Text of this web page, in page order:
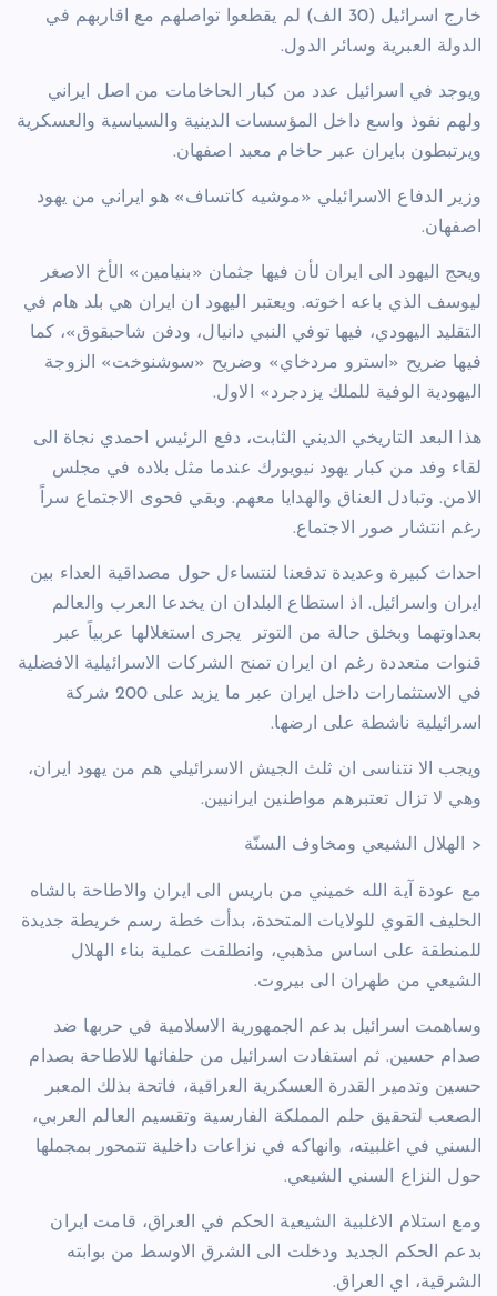
خارج اسرائيل (30 الف) لم يقطعوا تواصلهم مع اقاربهم في
الدولة العبرية وسائر الدول.
ويوجد في اسرائيل عدد من كبار الحاخامات من اصل ايراني
ولهم نفوذ واسع داخل المؤسسات الدينية والسياسية والعسكرية
ويرتبطون بايران عبر حاخام معبد اصفهان.
وزير الدفاع الاسرائيلي «موشيه كاتساف» هو ايراني من يهود
اصفهان.
ويحج اليهود الى ايران لأن فيها جثمان «بنيامين» الأخ الاصغر
ليوسف الذي باعه اخوته. ويعتبر اليهود ان ايران هي بلد هام في
التقليد اليهودي، فيها توفي النبي دانيال، ودفن شاحبقوق»، كما
فيها ضريح «استرو مردخاي» وضريح «سوشنوخت» الزوجة
اليهودية الوفية للملك يزدجرد» الاول.
هذا البعد التاريخي الديني الثابت، دفع الرئيس احمدي نجاة الى
لقاء وفد من كبار يهود نيويورك عندما مثل بلاده في مجلس
الامن. وتبادل العناق والهدايا معهم. وبقي فحوى الاجتماع سراً
رغم انتشار صور الاجتماع.
احداث كبيرة وعديدة تدفعنا لنتساءل حول مصداقية العداء بين
ايران واسرائيل. اذ استطاع البلدان ان يخدعا العرب والعالم
بعداوتهما وبخلق حالة من التوتر
يجرى استغلالها عربياً عبر
قنوات متعددة رغم ان ايران تمنح الشركات الاسرائيلية الافضلية
في الاستثمارات داخل ايران عبر ما يزيد على 200 شركة
اسرائيلية ناشطة على ارضها.
ويجب الا نتناسى ان ثلث الجيش الاسرائيلي هم من يهود ايران،
وهي لا تزال تعتبرهم مواطنين ايرانيين.
< الهلال الشيعي ومخاوف السنّة
مع عودة آية الله خميني من باريس الى ايران والاطاحة بالشاه
الحليف القوي للولايات المتحدة، بدأت خطة رسم خريطة جديدة
للمنطقة على اساس مذهبي، وانطلقت عملية بناء الهلال
الشيعي من طهران الى بيروت.
وساهمت اسرائيل بدعم الجمهورية الاسلامية في حربها ضد
صدام حسين. ثم استفادت اسرائيل من حلفائها للاطاحة بصدام
حسين وتدمير القدرة العسكرية العراقية، فاتحة بذلك المعبر
الصعب لتحقيق حلم المملكة الفارسية وتقسيم العالم العربي،
السني في اغلبيته، وانهاكه في نزاعات داخلية تتمحور بمجملها
حول النزاع السني الشيعي.
ومع استلام الاغلبية الشيعية الحكم في العراق، قامت ايران
بدعم الحكم الجديد ودخلت الى الشرق الاوسط من بوابته
الشرقية، اي العراق.